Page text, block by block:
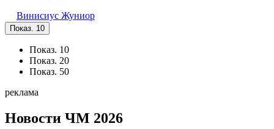
Винисиус Жуниор
Показ. 10
Показ. 10
Показ. 20
Показ. 50
реклама
Новости ЧМ 2026